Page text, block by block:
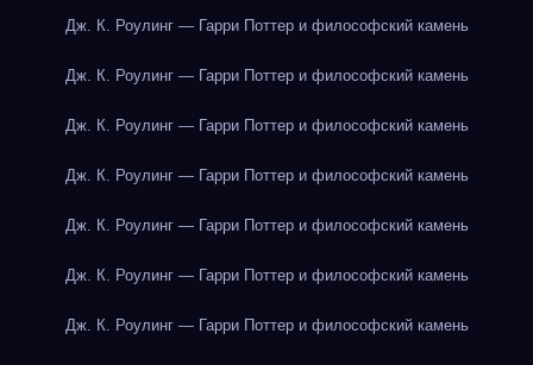
Дж. К. Роулинг — Гарри Поттер и философский камень
Дж. К. Роулинг — Гарри Поттер и философский камень
Дж. К. Роулинг — Гарри Поттер и философский камень
Дж. К. Роулинг — Гарри Поттер и философский камень
Дж. К. Роулинг — Гарри Поттер и философский камень
Дж. К. Роулинг — Гарри Поттер и философский камень
Дж. К. Роулинг — Гарри Поттер и философский камень